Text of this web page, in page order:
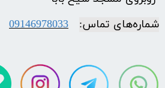
شماره‌‌های تماس:
09146978033